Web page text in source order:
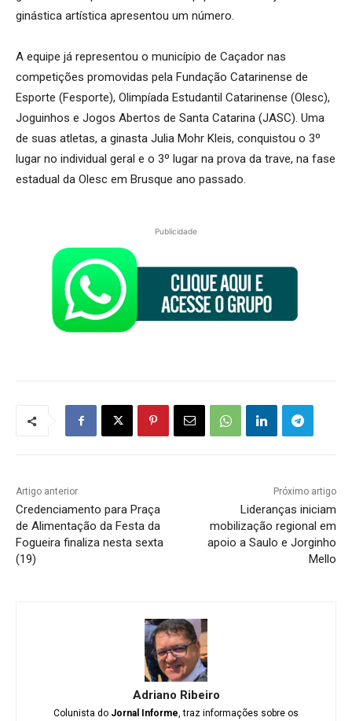
ginástica artística apresentou um número.
A equipe já representou o município de Caçador nas
competições promovidas pela Fundação Catarinense de
Esporte (Fesporte), Olimpíada Estudantil Catarinense (Olesc),
Joguinhos e Jogos Abertos de Santa Catarina (JASC). Uma
de suas atletas, a ginasta Julia Mohr Kleis, conquistou o 3º
lugar no individual geral e o 3º lugar na prova da trave, na fase
estadual da Olesc em Brusque ano passado.
Publicidade
Artigo anterior
Credenciamento para Praça
de Alimentação da Festa da
Fogueira finaliza nesta sexta
(19)
Próximo artigo
Lideranças iniciam
mobilização regional em
apoio a Saulo e Jorginho
Mello
Adriano Ribeiro
Colunista do Jornal Informe, traz informações sobre os